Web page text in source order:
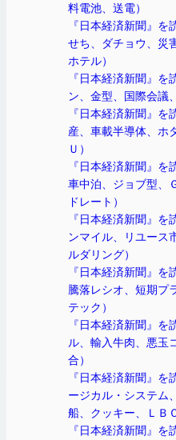
料電池、送電）
『日本経済新聞』を
せち、ダチョウ、災
ホテル）
『日本経済新聞』を
ン、金型、国際会議
『日本経済新聞』を
産、車載半導体、ホ
Ｕ）
『日本経済新聞』を
車中泊、ジョブ型、
ドレート）
『日本経済新聞』を
ンマイル、リユース
ルダリング）
『日本経済新聞』を
騰落レシオ、短期プ
テック）
『日本経済新聞』を
ル、輸入牛肉、悪玉
合）
『日本経済新聞』
ージカル・システム
船、クッキー、ＬＢ
『日本経済新聞』を